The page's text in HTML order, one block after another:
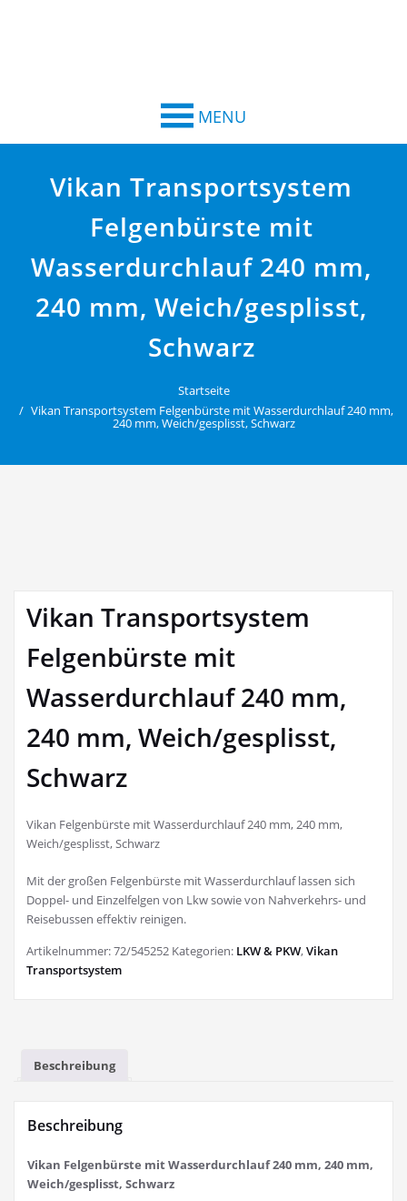
MENU
Vikan Transportsystem
Felgenbürste mit
Wasserdurchlauf 240 mm,
240 mm, Weich/gesplisst,
Schwarz
Startseite
Vikan Transportsystem Felgenbürste mit Wasserdurchlauf 240 mm,
240 mm, Weich/gesplisst, Schwarz
Vikan Transportsystem
Felgenbürste mit
Wasserdurchlauf 240 mm,
240 mm, Weich/gesplisst,
Schwarz
Vikan Felgenbürste mit Wasserdurchlauf 240 mm, 240 mm,
Weich/gesplisst, Schwarz
Mit der großen Felgenbürste mit Wasserdurchlauf lassen sich
Doppel- und Einzelfelgen von Lkw sowie von Nahverkehrs- und
Reisebussen effektiv reinigen.
Artikelnummer:72/545252 Kategorien: LKW & PKW,Vikan
Transportsystem
Beschreibung
Beschreibung
Vikan Felgenbürste mit Wasserdurchlauf 240 mm, 240 mm,
Weich/gesplisst, Schwarz